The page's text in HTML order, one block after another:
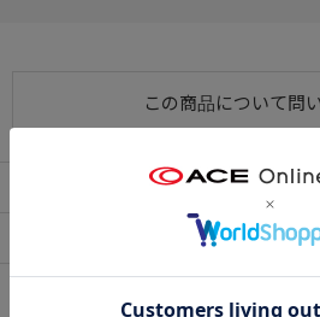
この商品について問
出荷・配送について 返品
お買